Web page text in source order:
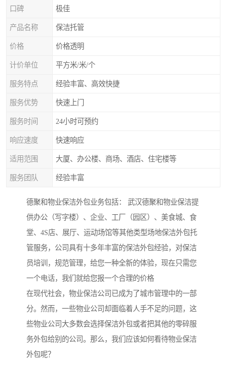
口碑 极佳
产品名称 保洁托管
价格 价格透明
计价单位 平方米/米/个
服务特点 经验丰富、高效快捷
服务优势 快速上门
服务时间 24小时可预约
响应速度 快速响应
适用范围 大厦、办公楼、商场、酒店、住宅楼等
服务团队 经验丰富
德聚和物业保洁外包业务包括： 武汉德聚和物业保洁提
供办公（写字楼）、企业、工厂（园区）、美食城、食
堂、4S店、展厅、运动场馆等其他类型场地保洁外包托
管服务，公司具有十多年丰富的保洁外包经验，对保洁
员培训，规范管理，给您一种全新的体验，现在只需您
一个电话，我们就给您报一个合理的价格
在现代社会，物业保洁公司已成为了城市管理中的一部
分。然而，一些物业公司却面临着人手不足的问题，这
些物业公司大多数会选择保洁外包或者把其他的零碎服
务外包给别的公司。那么，我们应该如何看待物业保洁
外包呢？